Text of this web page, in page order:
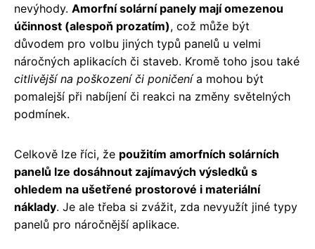
nevýhody. Amorfní solární panely mají omezenou
účinnost (alespoň prozatím), což může být
důvodem pro volbu jiných typů panelů u velmi
náročných aplikacích či staveb. Kromě toho jsou také
citlivější na poškození či poničenía mohou být
pomalejší při nabíjení či reakci na změny světelných
podmínek.
Celkově lze říci, že použitím amorfních solárních
panelů lze dosáhnout zajímavých výsledků s
ohledem na ušetřené prostorové i materiální
náklady. Je ale třeba si zvážit, zda nevyužít jiné typy
panelů pro náročnější aplikace.